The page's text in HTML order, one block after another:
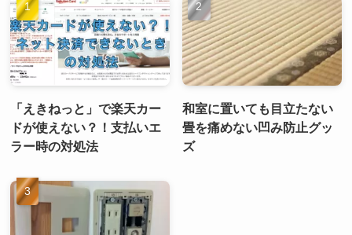
「えきねっと」で楽天カー
ドが使えない？！支払いエ
ラー時の対処法
和室に置いても目立たない
畳を痛めない凹み防止グッ
ズ